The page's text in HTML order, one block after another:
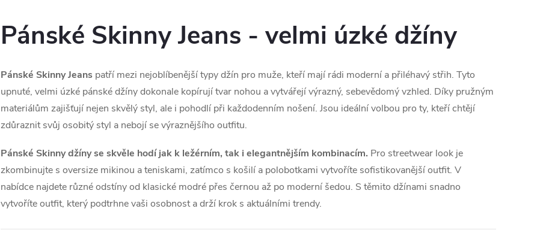
Pánské Skinny Jeans - velmi úzké džíny
Pánské Skinny Jeans patří mezi nejoblíbenější typy džín pro muže, kteří mají rádi moderní a přiléhavý střih. Tyto
upnuté, velmi úzké pánské džíny dokonale kopírují tvar nohou a vytvářejí výrazný, sebevědomý vzhled. Díky pružným
materiálům zajišťují nejen skvělý styl, ale i pohodlí při každodenním nošení. Jsou ideální volbou pro ty, kteří chtějí
zdůraznit svůj osobitý styl a nebojí se výraznějšího outfitu.
Pánské Skinny džíny se skvěle hodí jak k ležérním, tak i elegantnějším kombinacím. Pro streetwear look je
zkombinujte s oversize mikinou a teniskami, zatímco s košilí a polobotkami vytvoříte sofistikovanější outfit. V
nabídce najdete různé odstíny od klasické modré přes černou až po moderní šedou. S těmito džínami snadno
vytvoříte outfit, který podtrhne vaši osobnost a drží krok s aktuálními trendy.